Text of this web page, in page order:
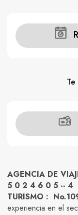
AGENCIA DE
5 0 2 4 6 0 5 -- 4
TURISMO :
experiencia en el